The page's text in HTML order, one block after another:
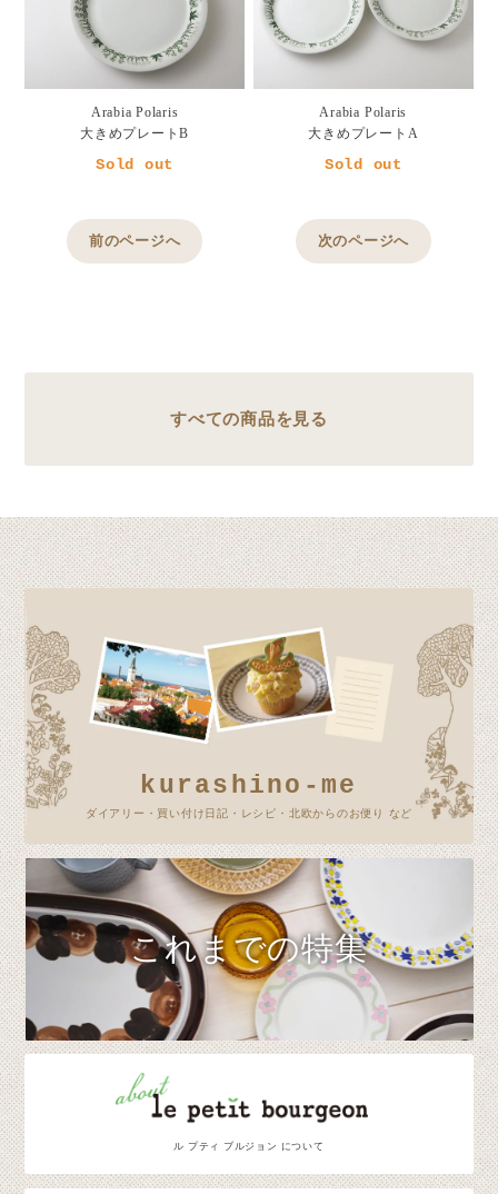
Arabia Polaris
大きめプレートB
Sold out
Arabia Polaris
大きめプレートA
Sold out
前のページへ 次のページへ
すべての商品を見る
kurashino-me
ダイアリー・買い付け日記・レシピ・北欧からのお便り など
これまでの特集
ル プティ ブルジョン について